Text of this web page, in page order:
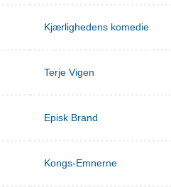
Kjærlighedens komedie
Terje Vigen
Episk Brand
Kongs-Emnerne